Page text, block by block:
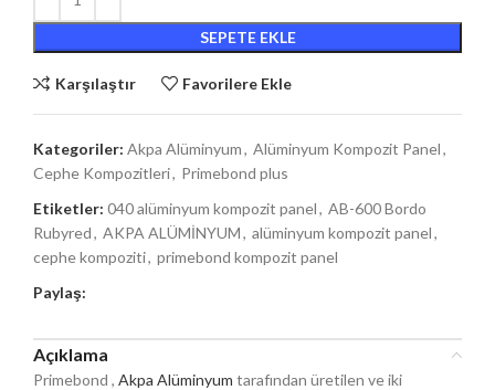
SEPETE EKLE
Karşılaştır Favorilere Ekle
Kategoriler: Akpa Alüminyum, Alüminyum Kompozit Panel,
Cephe Kompozitleri, Primebond plus
Etiketler: 040 alüminyum kompozit panel, AB-600 Bordo
Rubyred, AKPA ALÜMİNYUM, alüminyum kompozit panel,
cephe kompoziti, primebond kompozit panel
Paylaş:
Açıklama
Primebond , Akpa Alüminyum tarafından üretilen ve iki